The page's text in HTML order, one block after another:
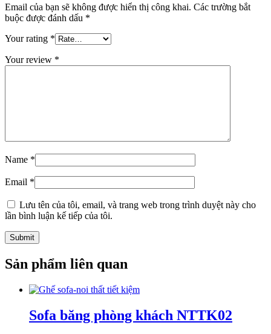
Email của bạn sẽ không được hiển thị công khai. Các trường bắt
buộc được đánh dấu *
Your rating *
Your review *
Name *
Email *
Lưu tên của tôi, email, và trang web trong trình duyệt này cho
lần bình luận kế tiếp của tôi.
Sản phẩm liên quan
Sofa băng phòng khách NTTK02